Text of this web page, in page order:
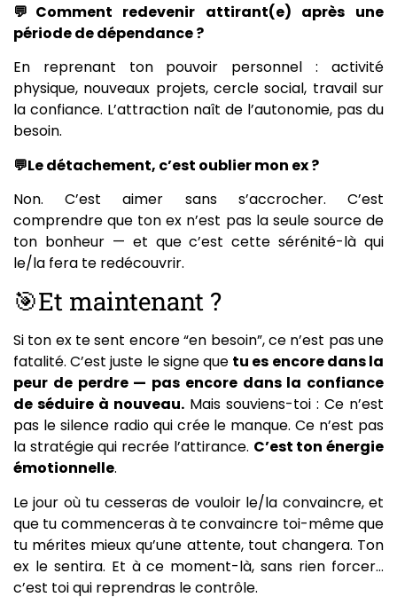
💬Comment redevenir attirant(e) après une
période de dépendance ?
En reprenant ton pouvoir personnel : activité
physique, nouveaux projets, cercle social, travail sur
la confiance. L’attraction naît de l’autonomie, pas du
besoin.
💬Le détachement, c’est oublier mon ex ?
Non. C’est aimer sans s’accrocher. C’est
comprendre que ton ex n’est pas la seule source de
ton bonheur — et que c’est cette sérénité-là qui
le/la fera te redécouvrir.
🎯Et maintenant ?
Si ton ex te sent encore “en besoin”, ce n’est pas une
fatalité. C’est juste le signe que tu es encore dans la
peur de perdre — pas encore dans la confiance
de séduire à nouveau. Mais souviens-toi : Ce n’est
pas le silence radio qui crée le manque. Ce n’est pas
la stratégie qui recrée l’attirance. C’est ton énergie
émotionnelle.
Le jour où tu cesseras de vouloir le/la convaincre, et
que tu commenceras à te convaincre toi-même que
tu mérites mieux qu’une attente, tout changera. Ton
ex le sentira. Et à ce moment-là, sans rien forcer…
c’est toi qui reprendras le contrôle.